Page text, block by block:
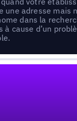
une adresse mais
dans la
à cause d’un